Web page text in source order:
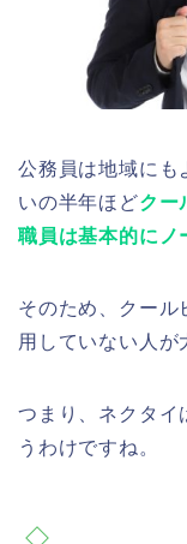
公務員は地域にも
いの半年ほどクー
職員は基本的にノ
そのため、クール
用していない人が
つまり、ネクタイ
うわけですね。